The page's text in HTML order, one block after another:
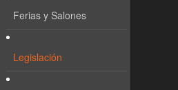
Ferias y Salones
Legislación